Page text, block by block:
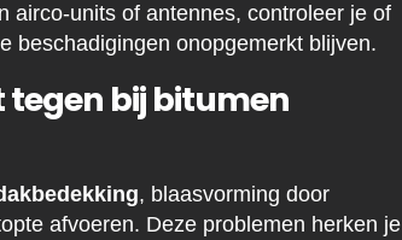
airco-units of antennes, controleer je of
beschadigingen onopgemerkt blijven.
tegen bij bitumen
, blaasvorming door
afvoeren. Deze problemen herken je